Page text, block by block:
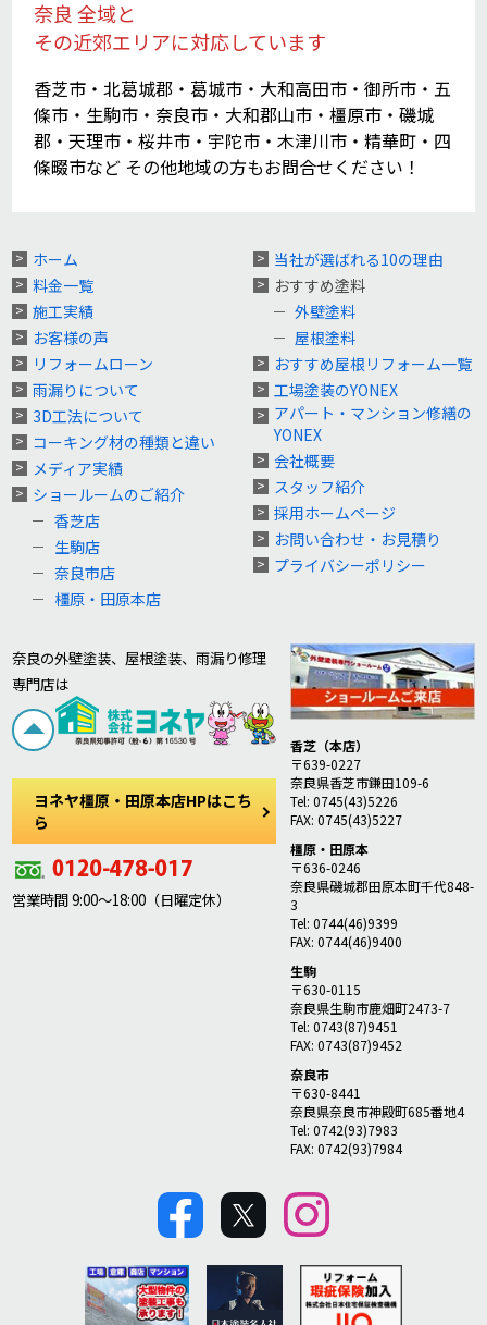
奈良 全域と
その近郊エリアに対応しています
香芝市・北葛城郡・葛城市・大和高田市・御所市・五
條市・生駒市・奈良市・大和郡山市・橿原市・磯城
郡・天理市・桜井市・宇陀市・木津川市・精華町・四
條畷市など その他地域の方もお問合せください！
ホーム
料金一覧
施工実績
お客様の声
リフォームローン
雨漏りについて
3D工法について
コーキング材の種類と違い
メディア実績
ショールームのご紹介
香芝店
生駒店
奈良市店
橿原・田原本店
当社が選ばれる10の理由
おすすめ塗料
外壁塗料
屋根塗料
おすすめ屋根リフォーム一覧
工場塗装のYONEX
アパート・マンション修繕の
YONEX
会社概要
スタッフ紹介
採用ホームページ
お問い合わせ・お見積り
プライバシーポリシー
奈良の外壁塗装、屋根塗装、雨漏り修理
専門店は
ヨネヤ橿原・田原本店HPはこち
ら
営業時間 9:00～18:00（日曜定休）
香芝（本店）
〒639-0227
奈良県香芝市鎌田109-6
Tel: 0745(43)5226
FAX: 0745(43)5227
橿原・田原本
〒636-0246
奈良県磯城郡田原本町千代848-
3
Tel: 0744(46)9399
FAX: 0744(46)9400
生駒
〒630-0115
奈良県生駒市鹿畑町2473-7
Tel: 0743(87)9451
FAX: 0743(87)9452
奈良市
〒630-8441
奈良県奈良市神殿町685番地4
Tel: 0742(93)7983
FAX: 0742(93)7984